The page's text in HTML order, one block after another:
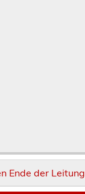
Ende der Leitung